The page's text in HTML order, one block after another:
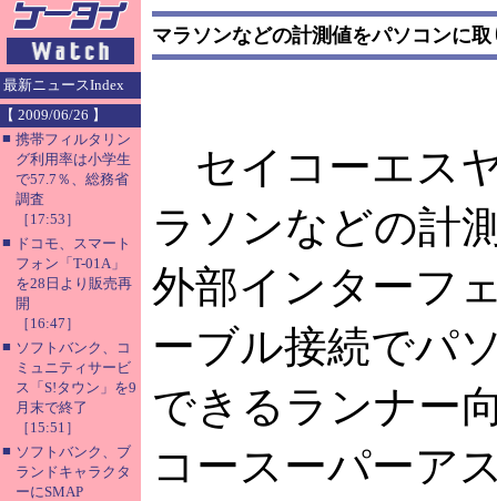
最新ニュースIndex
【 2009/06/26 】
■ 携帯フィルタリン
グ利用率は小学生
で57.7％、総務省
調査
［17:53］
■ ドコモ、スマート
フォン「T-01A」
を28日より販売再
開
［16:47］
■ ソフトバンク、コ
ミュニティサービ
ス「S!タウン」を9
月末で終了
［15:51］
■ ソフトバンク、ブ
ランドキャラクタ
ーにSMAP
マラソンなどの計測値をパソコンに
セイコーエス
ラソンなどの計
外部インターフ
ーブル接続でパ
できるランナー
コースーパーア